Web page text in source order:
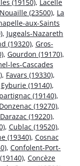
(19150), Lacelle
(23500), La
aux-Saints
, Jugeals-Nazareth
(19320), Gros-
, Gourdon (19170),
les-Cascades
, Favars (19330),
Eyburie (19140),
(19140),
Donzenac (19270),
Darazac (19220),
, Cublac (19520),
(19340), Cosnac
, Confolent-Port-
, Concèze